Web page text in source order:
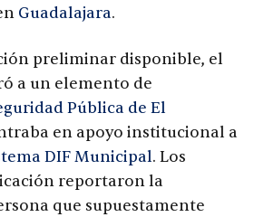
Guadalajara.
preliminar disponible, el
a un elemento de
Pública de El
en apoyo institucional a
DIF Municipal. Los
reportaron la
que supuestamente